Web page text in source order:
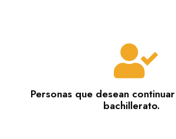
Personas que desean
bachillerato.